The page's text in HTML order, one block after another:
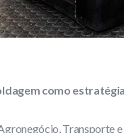
como
Transporte